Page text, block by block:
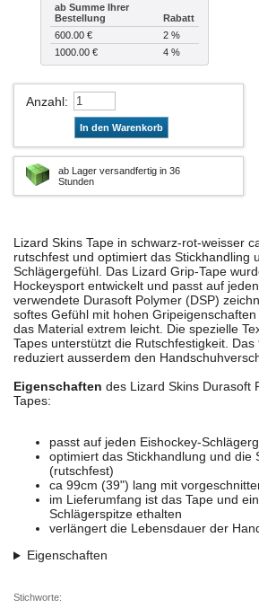
ab Summe Ihrer
Bestellung
Rabatt
600.00 €
2 %
1000.00 €
4 %
Anzahl:
In den Warenkorb
ab Lager versandfertig in 36
Stunden
Lizard Skins Tape in schwarz-rot-weisser
rutschfest und optimiert das Stickhandling
Schlägergefühl. Das Lizard Grip-Tape
Hockeysport entwickelt und passt auf
verwendete Durasoft Polymer (DSP)
softes Gefühl mit hohen
das Material extrem leicht. Die spezielle
Tapes unterstützt die Rutschfestigkeit.
reduziert ausserdem den
Eigenschaften des Lizard Skins Durasoft
Tapes:
passt auf jeden Eishockey-
optimiert das Stickhandlung und die
(rutschfest)
ca 99cm (39") lang mit
im Lieferumfang ist das Tape und
Schlägerspitze ethalten
verlängert die Lebensdauer der
Eigenschaften
Stichworte: